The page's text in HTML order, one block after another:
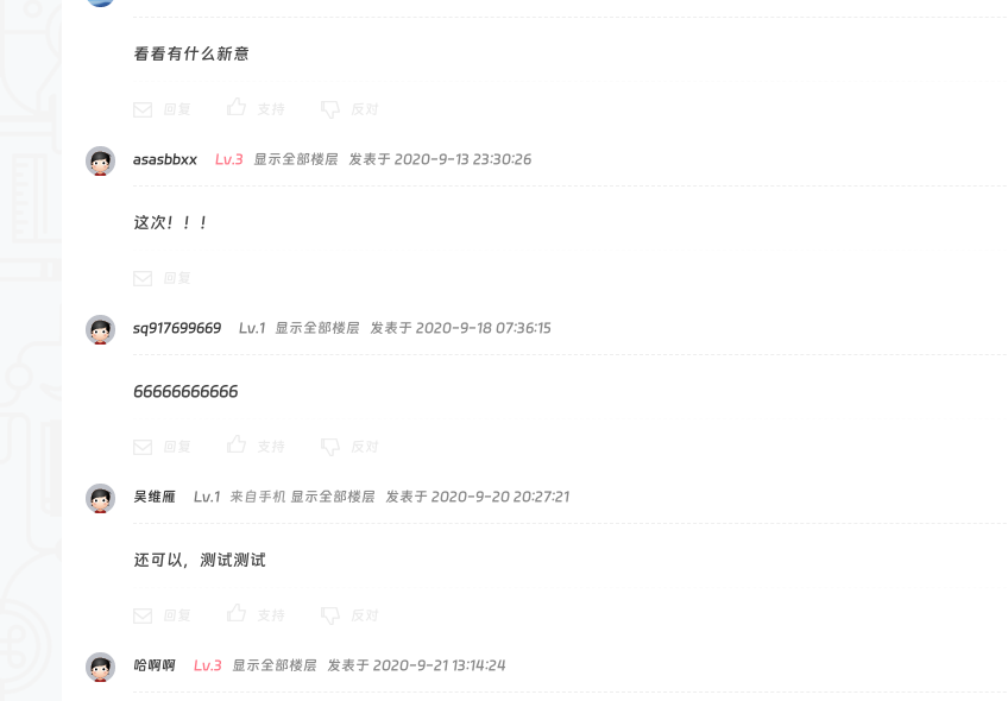
看看有什么新意
asasbbxx Lv.3 显示全部楼层 发表于 2020-9-13 23:30:26
这次！！！
sq917699669 Lv.1 显示全部楼层 发表于 2020-9-18 07:36:15
66666666666
吴维雁 Lv.1 来自手机 显示全部楼层 发表于 2020-9-20 20:27:21
还可以，测试测试
哈啊啊 Lv.3 显示全部楼层 发表于 2020-9-21 13:14:24